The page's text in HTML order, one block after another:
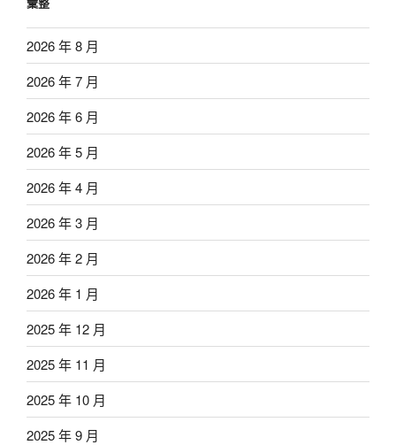
2026 年 8 月
2026 年 7 月
2026 年 6 月
2026 年 5 月
2026 年 4 月
2026 年 3 月
2026 年 2 月
2026 年 1 月
2025 年 12 月
2025 年 11 月
2025 年 10 月
2025 年 9 月